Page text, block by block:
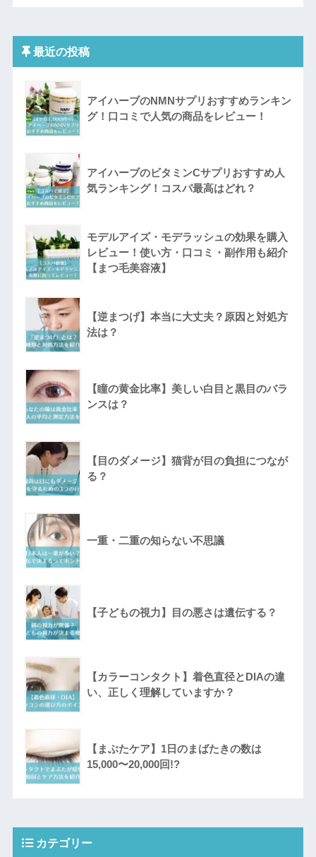
最近の投稿
アイハーブのNMNサプリおすすめランキン
グ！口コミで人気の商品をレビュー！
アイハーブのビタミンCサプリおすすめ人
気ランキング！コスパ最高はどれ？
モデルアイズ・モデラッシュの効果を購入
レビュー！使い方・口コミ・副作用も紹介
【まつ毛美容液】
【逆まつげ】本当に大丈夫？原因と対処方
法は？
【瞳の黄金比率】美しい白目と黒目のバラ
ンスは？
【目のダメージ】猫背が目の負担につなが
る？
一重・二重の知らない不思議
【子どもの視力】目の悪さは遺伝する？
【カラーコンタクト】着色直径とDIAの違
い、正しく理解していますか？
【まぶたケア】1日のまばたきの数は
15,000〜20,000回!?
カテゴリー